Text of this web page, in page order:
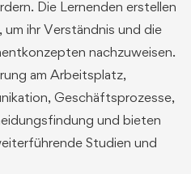
Die Lernenden erstellen
ihr Verständnis und die
nachzuweisen.
am Arbeitsplatz,
Geschäftsprozesse,
und bieten
Studien und